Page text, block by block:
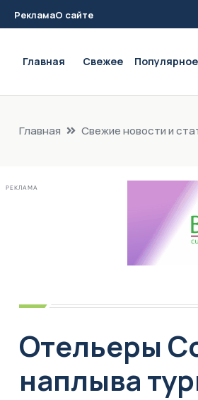
РекламаО сайте
Главная Свежее Популярное
Главная Свежие новости и
РЕКЛАМА
Отельеры
наплыва